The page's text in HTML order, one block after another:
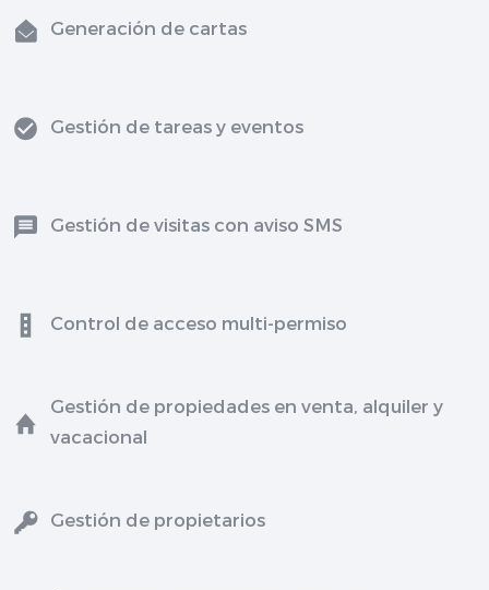
Generación de cartas
Gestión de tareas y eventos
Gestión de visitas con aviso SMS
Control de acceso multi-permiso
Gestión de propiedades en venta, alquiler y
vacacional
Gestión de propietarios